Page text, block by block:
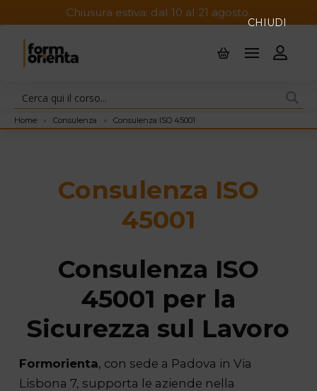
Chiusura estiva: dal 10 al 21 agosto.
Home › Consulenza › Consulenza ISO 45001
Consulenza ISO
45001
Consulenza ISO
45001 per la
Sicurezza sul Lavoro
Formorienta, con sede a Padova in Via
Lisbona 7, supporta le aziende nella
CHIUDI